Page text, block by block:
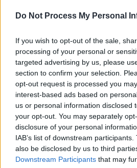
Do Not Process My Personal
If you wish to opt-out of the sale,
processing of your personal or
targeted advertising by us, please
section to confirm your selection.
opt-out request is processed you
interest-based ads based on
us or personal information disclosed
your opt-out. You may separately
disclosure of your personal
IAB’s list of downstream
also be disclosed by us to third
Downstream Participants that may
Εξετάσεις αλλά
Δελτίο για την
δημόσιο Ινστιτούτο
Κατάρτισης (Ι.Ε.Κ.).
Επισημαίνεται ότι οι
υποβάλουν το Μ.Δ. και
ίδιο χρονικό διάστημα το
ανακοινωθεί αργότερα.
Β. Υπενθυμίζεται ότι οι